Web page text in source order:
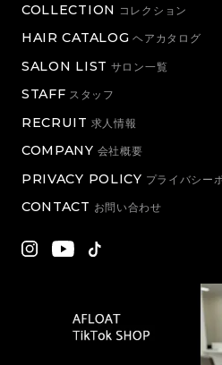
COLLECTION コレクション
HAIR CATALOG ヘアカタログ
SALON LIST サロン一覧
STAFF スタッフ
RECRUIT 求人情報
COMPANY 会社概要
PRIVACY POLICY プライバシー
CONTACT お問い合わせ